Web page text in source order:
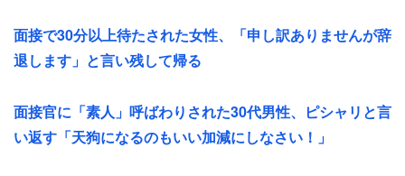
これに「頭にきた」男性は、黙って耐えることなく何か
「言い返した」という。
「ハローワークに報告し、その会社の本社へ電話連絡した
ところ、その本社からお詫びの手紙が来て、その面接官は
面接で30分以上待たされた女性、「申し訳ありませんが辞
退します」と言い残して帰る
面接官に「素人」呼ばわりされた30代男性、ピシャリと言
い返す「天狗になるのもいい加減にしなさい！」